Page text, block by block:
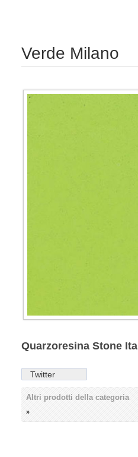
Verde Milano
Quarzoresina Stone
Twitter
Altri prodotti della categoria
»